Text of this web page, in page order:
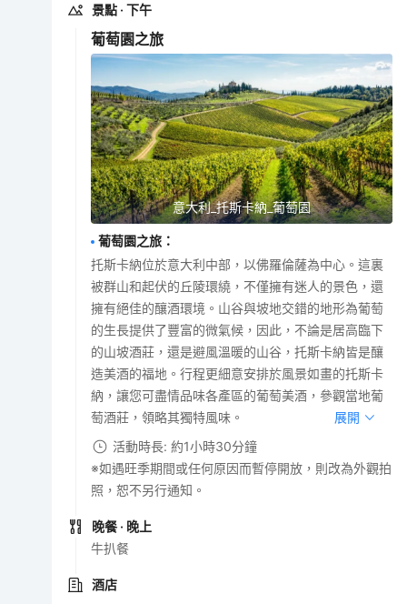
景點 · 下午
葡萄園之旅
意大利_托斯卡納_葡萄園
葡萄園之旅 ：
托斯卡納位於意大利中部，以佛羅倫薩為中心。這裏
被群山和起伏的丘陵環繞，不僅擁有迷人的景色，還
擁有絕佳的釀酒環境。山谷與坡地交錯的地形為葡萄
的生長提供了豐富的微氣候，因此，不論是居高臨下
的山坡酒莊，還是避風溫暖的山谷，托斯卡納皆是釀
造美酒的福地。行程更細意安排於風景如畫的托斯卡
納，讓您可盡情品味各產區的葡萄美酒，參觀當地葡
萄酒莊，領略其獨特風味。
展開
活動時長: 約1小時30分鐘
※如遇旺季期間或任何原因而暫停開放，則改為外觀拍
照，恕不另行通知。
晚餐 · 晚上
牛扒餐
酒店